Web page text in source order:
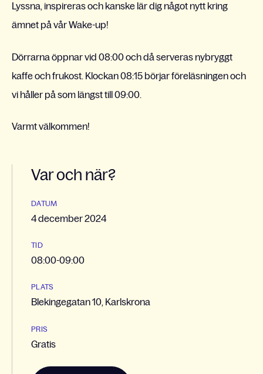
Lyssna, inspireras och kanske lär dig något nytt kring
ämnet på vår Wake-up!
Dörrarna öppnar vid 08:00 och då serveras nybryggt
kaffe och frukost. Klockan 08:15 börjar föreläsningen och
vi håller på som längst till 09:00.
Varmt välkommen!
Var och när?
DATUM
4 december 2024
TID
08:00-09:00
PLATS
Blekingegatan 10, Karlskrona
PRIS
Gratis